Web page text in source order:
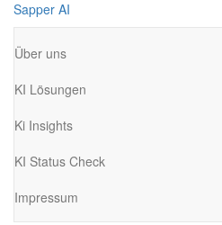
Zum
Inhalt
springen
Sapper AI
Über uns
KI Lösungen
Ki Insights
KI Status Check
Impressum